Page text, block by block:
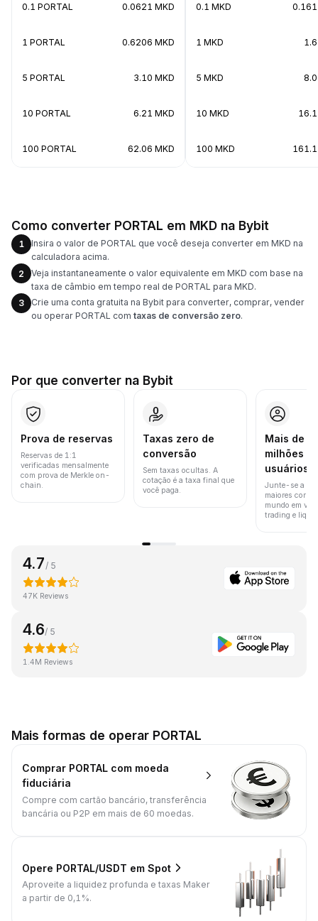
0.1 PORTAL 0.0621 MKD
1 PORTAL 0.6206 MKD
5 PORTAL 3.10 MKD
10 PORTAL 6.21 MKD
100 PORTAL 62.06 MKD
0.1 MKD
1 MKD
5 MKD
10 MKD
100 MKD
Como converter PORTAL em MKD na Bybit
1
Insira o valor de PORTAL que você deseja converter em MKD na
calculadora acima.
2
Veja instantaneamente o valor equivalente em MKD com base na
taxa de câmbio em tempo real de PORTAL para MKD.
3
Crie uma conta gratuita na Bybit para converter, comprar, vender
ou operar PORTAL com taxas de conversão zero.
Por que converter na Bybit
Prova de reservas
Reservas de 1:1
verificadas mensalmente
com prova de Merkle on-
chain.
Taxas zero de
conversão
Sem taxas ocultas. A
cotação é a taxa final que
você paga.
Mais de
milhões
usuários
Junte-se a
maiores
mundo em
trading e
4.7/ 5
47K Reviews
4.6/ 5
1.4M Reviews
Mais formas de operar PORTAL
Comprar PORTAL com moeda
fiduciária
Compre com cartão bancário, transferência
bancária ou P2P em mais de 60 moedas.
Opere PORTAL/USDT em Spot
Aproveite a liquidez profunda e taxas Maker
a partir de 0,1%.